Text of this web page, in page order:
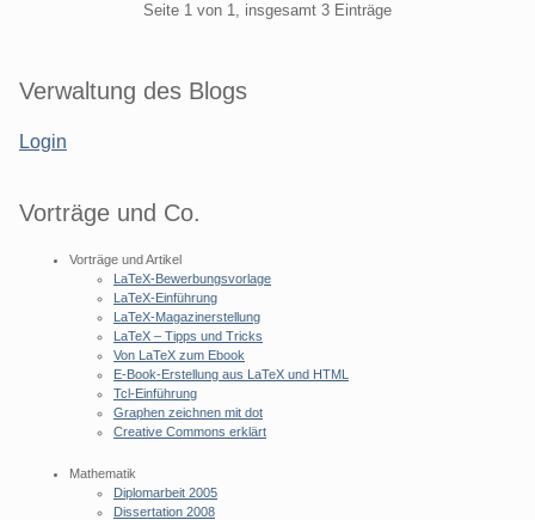
Seite 1 von 1, insgesamt 3 Einträge
Seitenleiste
Verwaltung des Blogs
Login
Vorträge und Co.
Vorträge und Artikel
LaTeX-Bewerbungsvorlage
LaTeX-Einführung
LaTeX-Magazinerstellung
LaTeX – Tipps und Tricks
Von LaTeX zum Ebook
E-Book-Erstellung aus LaTeX und HTML
Tcl-Einführung
Graphen zeichnen mit dot
Creative Commons erklärt
Mathematik
Diplomarbeit 2005
Dissertation 2008